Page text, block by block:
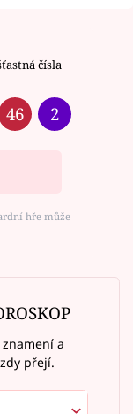
čísla
46 2
hře může
znamení a
přejí.